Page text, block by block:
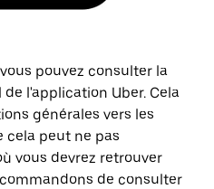
pouvez consulter la
l'application Uber. Cela
générales vers les
cela peut ne pas
vous devrez retrouver
de consulter